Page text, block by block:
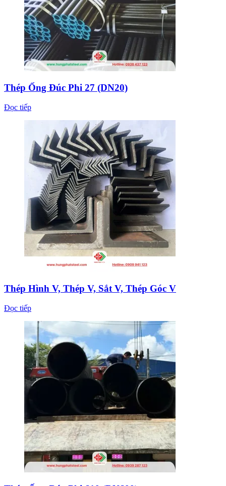
Thép Ống Đúc Phi 27 (DN20)
Đọc tiếp
Thép Hình V, Thép V, Sắt V, Thép Góc V
Đọc tiếp